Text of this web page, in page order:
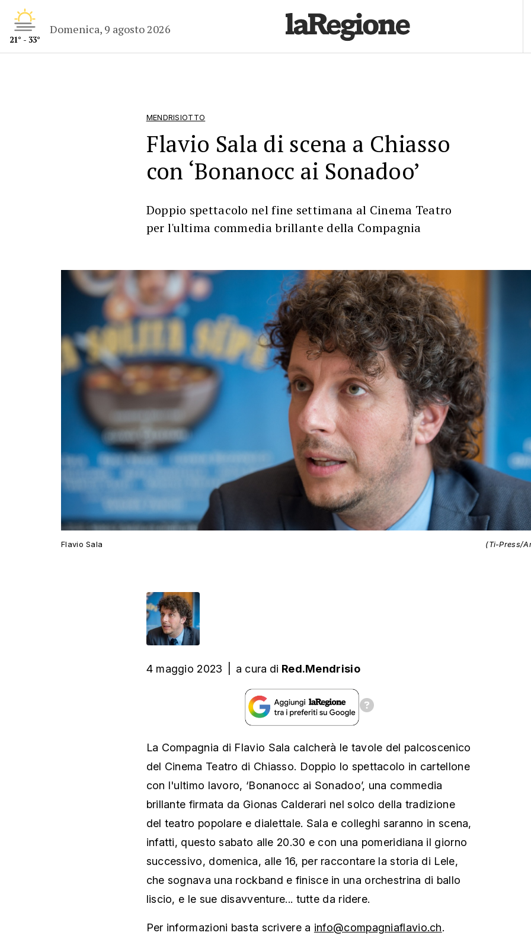
21° - 33°
Domenica, 9 agosto 2026
MENDRISIOTTO
Flavio Sala di scena a Chiasso
con ‘Bonanocc ai Sonadoo’
Doppio spettacolo nel fine settimana al Cinema Teatro
per l'ultima commedia brillante della Compagnia
Flavio Sala (Ti-Press/
4 maggio 2023 a cura di Red.Mendrisio
La Compagnia di Flavio Sala calcherà le tavole del palcoscenico
del Cinema Teatro di Chiasso. Doppio lo spettacolo in cartellone
con l'ultimo lavoro, ‘Bonanocc ai Sonadoo’, una commedia
brillante firmata da Gionas Calderari nel solco della tradizione
del teatro popolare e dialettale. Sala e colleghi saranno in scena,
infatti, questo sabato alle 20.30 e con una pomeridiana il giorno
successivo, domenica, alle 16, per raccontare la storia di Lele,
che sognava una rockband e finisce in una orchestrina di ballo
liscio, e le sue disavventure... tutte da ridere.
Per informazioni basta scrivere a info@compagniaflavio.ch.